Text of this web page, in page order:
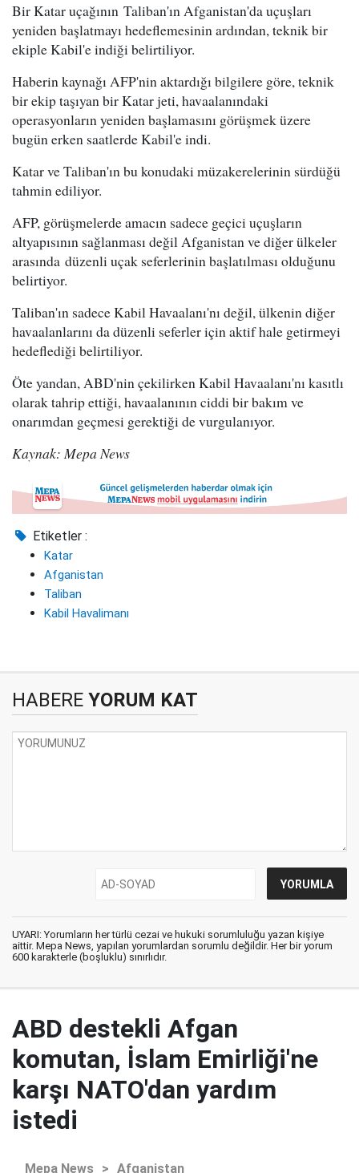
Bir Katar uçağının Taliban'ın Afganistan'da uçuşları
yeniden başlatmayı hedeflemesinin ardından, teknik bir
ekiple Kabil'e indiği belirtiliyor.
Haberin kaynağı AFP'nin aktardığı bilgilere göre, teknik
bir ekip taşıyan bir Katar jeti, havaalanındaki
operasyonların yeniden başlamasını görüşmek üzere
bugün erken saatlerde Kabil'e indi.
Katar ve Taliban'ın bu konudaki müzakerelerinin sürdüğü
tahmin ediliyor.
AFP, görüşmelerde amacın sadece geçici uçuşların
altyapısının sağlanması değil Afganistan ve diğer ülkeler
arasında düzenli uçak seferlerinin başlatılması olduğunu
belirtiyor.
Taliban'ın sadece Kabil Havaalanı'nı değil, ülkenin diğer
havaalanlarını da düzenli seferler için aktif hale getirmeyi
hedeflediği belirtiliyor.
Öte yandan, ABD'nin çekilirken Kabil Havaalanı'nı kasıtlı
olarak tahrip ettiği, havaalanının ciddi bir bakım ve
onarımdan geçmesi gerektiği de vurgulanıyor.
Kaynak: Mepa News
Etiketler :
Katar
Afganistan
Taliban
Kabil Havalimanı
HABERE YORUM KAT
UYARI: Yorumların her türlü cezai ve hukuki sorumluluğu yazan kişiye
aittir. Mepa News, yapılan yorumlardan sorumlu değildir. Her bir yorum
600 karakterle (boşluklu) sınırlıdır.
ABD destekli Afgan
komutan, İslam Emirliği'ne
karşı NATO'dan yardım
istedi
Mepa News > Afganistan